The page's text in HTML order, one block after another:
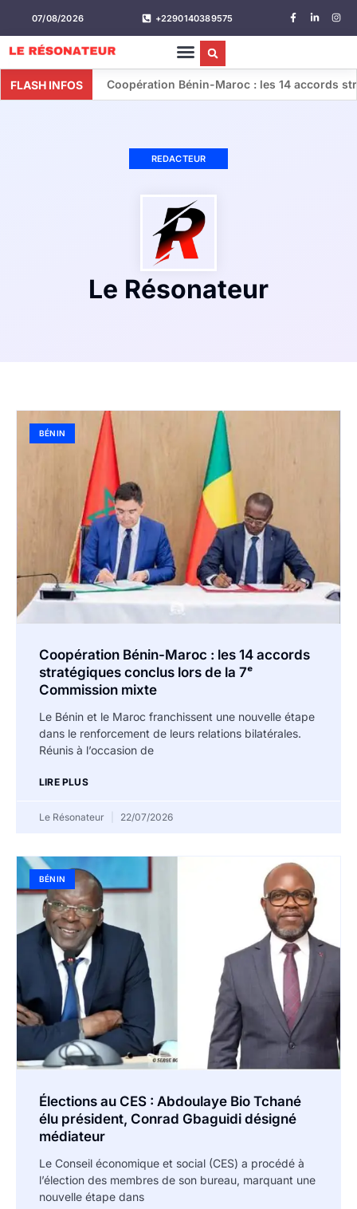
07/08/2026 +2290140389575
FLASH INFOSCoopération Bénin-Maroc : les 14 accords
REDACTEUR
Le Résonateur
BÉNIN
Coopération Bénin-Maroc : les 14 accords
stratégiques conclus lors de la 7ᵉ
Commission mixte
Le Bénin et le Maroc franchissent une nouvelle étape
dans le renforcement de leurs relations bilatérales.
Réunis à l’occasion de
LIRE PLUS
Le Résonateur 22/07/2026
BÉNIN
Élections au CES : Abdoulaye Bio Tchané
élu président, Conrad Gbaguidi désigné
médiateur
Le Conseil économique et social (CES) a procédé à
l’élection des membres de son bureau, marquant une
nouvelle étape dans